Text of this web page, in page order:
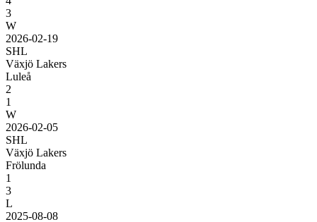
3
W
2026-02-19
SHL
Växjö Lakers
Luleå
2
1
W
2026-02-05
SHL
Växjö Lakers
Frölunda
1
3
L
2025-08-08